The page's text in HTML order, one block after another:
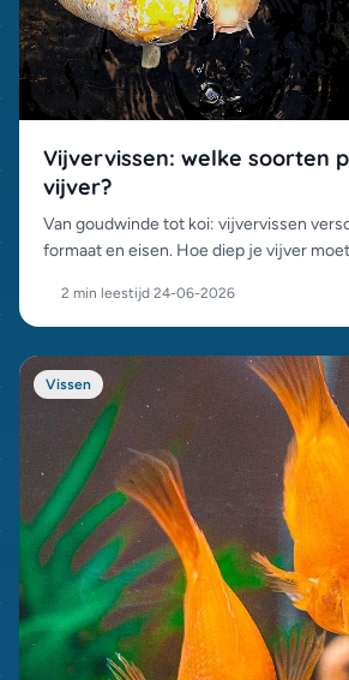
Vijvervissen: welke soorten
vijver?
Van goudwinde tot koi: vijvervissen
formaat en eisen. Hoe diep je vijver
2 min leestijd·24-06-2026
Vissen